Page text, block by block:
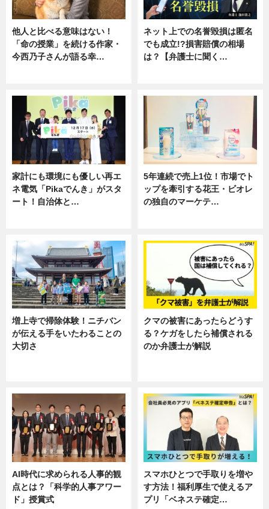
他人と比べる意味はない！
「命の授業」を続ける作家・
今西乃子さんが語る幸…
ネット上での名誉毀損は匿名
でも成立!?損害賠償の相場
は？【弁護士に聞く…
家計にも環境にも優しい再エ
ネ電気「Pikaでんき」がスタ
ート！自治体と…
5年連続で売上1位！市場でト
ップを牽引する花王・ビオレ
の独自のマーケテ…
増上寺で掃除体験！ニチバン
が伝える手をいたわることの
大切さ
クマの被害にあったらどうす
る？ケガをしたら補償される
のか弁護士が解説
AI時代に求められる人事的観
点とは？「科学的人事アワー
ド」授賞式
スマホひとつで手取りを増や
す方法！福利厚生で使えるア
プリ「ベネステ確定…